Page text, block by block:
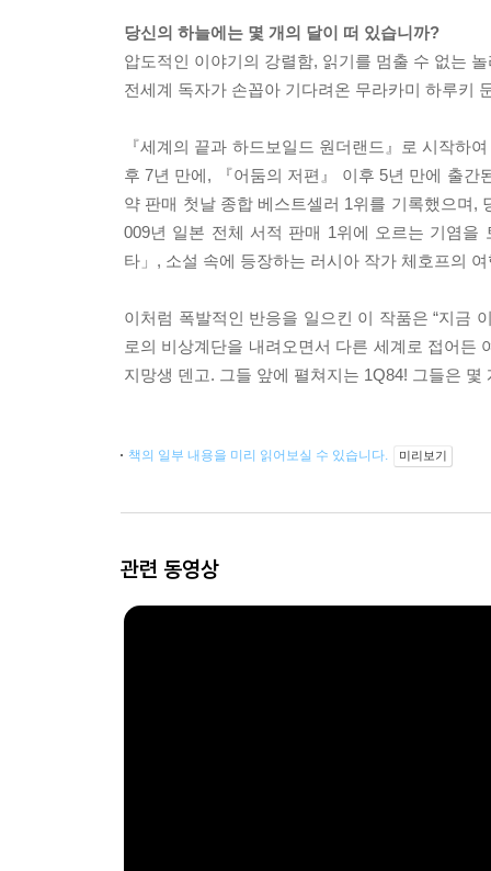
당신의 하늘에는 몇 개의 달이 떠 있습니까?
압도적인 이야기의 강렬함, 읽기를 멈출 수 없는
전세계 독자가 손꼽아 기다려온 무라카미 하루키
『세계의 끝과 하드보일드 원더랜드』로 시작하
후 7년 만에, 『어둠의 저편』 이후 5년 만에 출
약 판매 첫날 종합 베스트셀러 1위를 기록했으며,
009년 일본 전체 서적 판매 1위에 오르는 기염
타」, 소설 속에 등장하는 러시아 작가 체호프의
이처럼 폭발적인 반응을 일으킨 이 작품은 “지금
로의 비상계단을 내려오면서 다른 세계로 접어든
지망생 덴고. 그들 앞에 펼쳐지는 1Q84! 그들은
책의 일부 내용을 미리 읽어보실 수 있습니다. 미리보기
관련 동영상